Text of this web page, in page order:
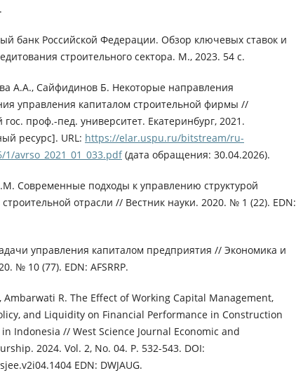
банк Российской Федерации. Обзор ключевых ставок и
строительного сектора. М., 2023. 54 с.
А.А., Сайфидинов Б. Некоторые направления
управления капиталом строительной фирмы //
гос. проф.-пед. университет. Екатеринбург, 2021.
ресурс]. URL: https://elar.uspu.ru/bitstream/ru-
1/avrso_2021_01_033.pdf(дата обращения: 30.04.2026).
Современные подходы к управлению структурой
строительной отрасли // Вестник науки. 2020. № 1 (22). EDN:
управления капиталом предприятия // Экономика и
№ 10 (77). EDN: AFSRRP.
Ambarwati R. The Effect of Working Capital Management,
and Liquidity on Financial Performance in Construction
Indonesia // West Science Journal Economic and
2024. Vol. 2, No. 04. P. 532-543. DOI:
EDN: DWJAUG.